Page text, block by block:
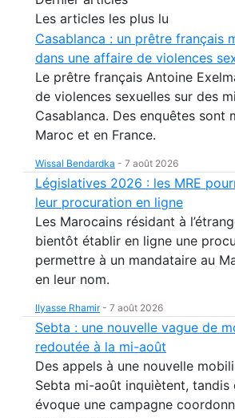
Les articles les plus lu
Casablanca : un prêtre français
dans une affaire de violences
Le prêtre français Antoine
de violences sexuelles sur des
Casablanca. Des enquêtes sont
Maroc et en France.
Wissal Bendardka - 7 août 2026
Législatives 2026 : les MRE
leur procuration en ligne
Les Marocains résidant à
bientôt établir en ligne une
permettre à un mandataire au
en leur nom.
Ilyasse Rhamir- 7 août 2026
Sebta : une nouvelle vague de
redoutée à la mi-août
Des appels à une nouvelle
Sebta mi-août inquiètent, tandis
évoque une campagne